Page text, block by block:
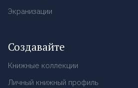
Экранизации
Создавайте
Книжные коллекции
Личный книжный профиль